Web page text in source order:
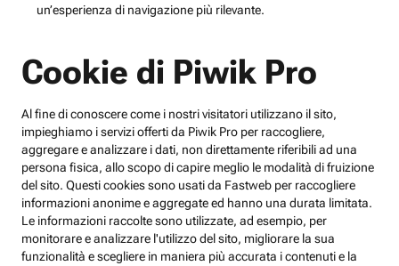
un’esperienza di navigazione più rilevante.
Cookie di Piwik Pro
Al fine di conoscere come i nostri visitatori utilizzano il sito,
impieghiamo i servizi offerti da Piwik Pro per raccogliere,
aggregare e analizzare i dati, non direttamente riferibili ad una
persona fisica, allo scopo di capire meglio le modalità di fruizione
del sito. Questi cookies sono usati da Fastweb per raccogliere
informazioni anonime e aggregate ed hanno una durata limitata.
Le informazioni raccolte sono utilizzate, ad esempio, per
monitorare e analizzare l'utilizzo del sito, migliorare la sua
funzionalità e scegliere in maniera più accurata i contenuti e la